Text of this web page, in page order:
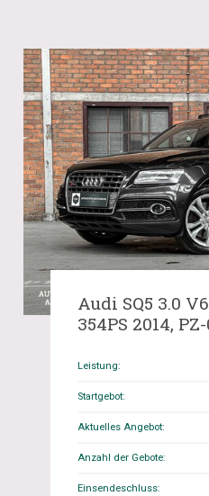
Audi SQ5 3.0
354PS 2014,
Leistung:
Startgebot:
Aktuelles Angebot:
Anzahl der Gebote:
Einsendeschluss: